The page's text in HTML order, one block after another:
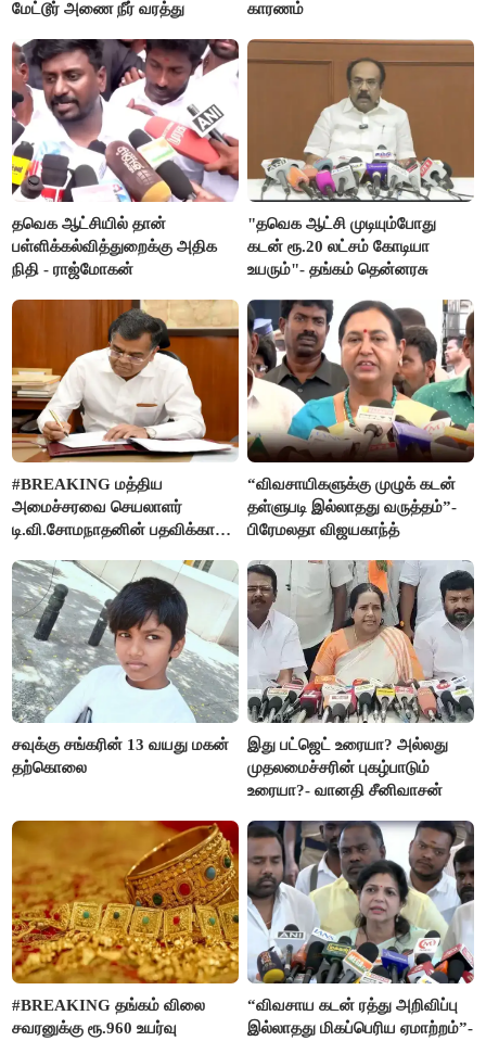
மேட்டூர் அணை நீர் வரத்து காரணம்
தவெக ஆட்சியில் தான்
பள்ளிக்கல்வித்துறைக்கு அதிக
நிதி - ராஜ்மோகன்
"தவெக ஆட்சி முடியும்போது
கடன் ரூ.20 லட்சம் கோடியா
உயரும்"- தங்கம் தென்னரசு
#BREAKING மத்திய
அமைச்சரவை செயலாளர்
டி.வி.சோமநாதனின் பதவிக்காலம்
“விவசாயிகளுக்கு முழுக் கடன்
தள்ளுபடி இல்லாதது வருத்தம்”-
பிரேமலதா விஜயகாந்த்
சவுக்கு சங்கரின் 13 வயது மகன்
தற்கொலை
இது பட்ஜெட் உரையா? அல்லது
முதலமைச்சரின் புகழ்பாடும்
உரையா?- வானதி சீனிவாசன்
#BREAKING தங்கம் விலை
சவரனுக்கு ரூ.960 உயர்வு
“விவசாய கடன் ரத்து அறிவிப்பு
இல்லாதது மிகப்பெரிய ஏமாற்றம்”-